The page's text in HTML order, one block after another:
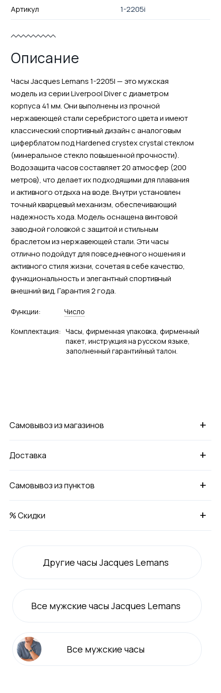
Артикул 1-2205i
Описание
Часы Jacques Lemans 1-2205I — это мужская
модель из серии Liverpool Diver с диаметром
корпуса 41 мм. Они выполнены из прочной
нержавеющей стали серебристого цвета и имеют
классический спортивный дизайн с аналоговым
циферблатом под Hardened crystex crystal стеклом
(минеральное стекло повышенной прочности).
Водозащита часов составляет 20 атмосфер (200
метров), что делает их подходящими для плавания
и активного отдыха на воде. Внутри установлен
точный кварцевый механизм, обеспечивающий
надежность хода. Модель оснащена винтовой
заводной головкой с защитой и стильным
браслетом из нержавеющей стали. Эти часы
отлично подойдут для повседневного ношения и
активного стиля жизни, сочетая в себе качество,
функциональность и элегантный спортивный
внешний вид. Гарантия 2 года.
Функции: Число
Комплектация: Часы, фирменная упаковка, фирменный
пакет, инструкция на русском языке,
заполненный гарантийный талон.
+
Самовывоз из магазинов
+
Доставка
+
Самовывоз из пунктов
+
% Скидки
Другие часы Jacques Lemans
Все мужские часы Jacques Lemans
Все мужские часы